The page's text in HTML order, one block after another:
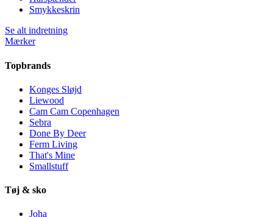
Smykkeskrin
Se alt indretning
Mærker
Topbrands
Konges Sløjd
Liewood
Cam Cam Copenhagen
Sebra
Done By Deer
Ferm Living
That's Mine
Smallstuff
Tøj & sko
Joha